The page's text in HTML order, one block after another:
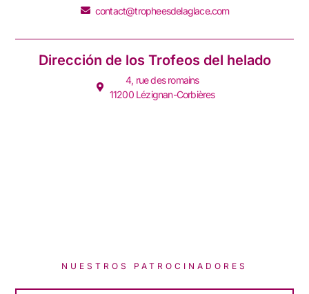
contact@tropheesdelaglace.com
Dirección de los Trofeos del helado
4, rue des romains
11200 Lézignan-Corbières
NUESTROS PATROCINADORES